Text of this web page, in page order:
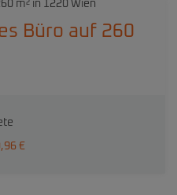
Büro auf 260
€